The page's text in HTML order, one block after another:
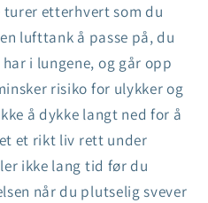
etterhvert som du
lufttank å passe på, du
i lungene, og går opp
risiko for ulykker og
å dykke langt ned for å
et rikt liv rett under
ikke lang tid før du
når du plutselig svever